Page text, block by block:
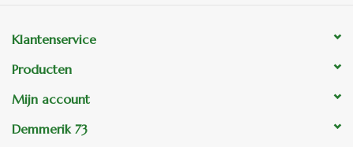
Klantenservice
Producten
Mijn account
Demmerik 73